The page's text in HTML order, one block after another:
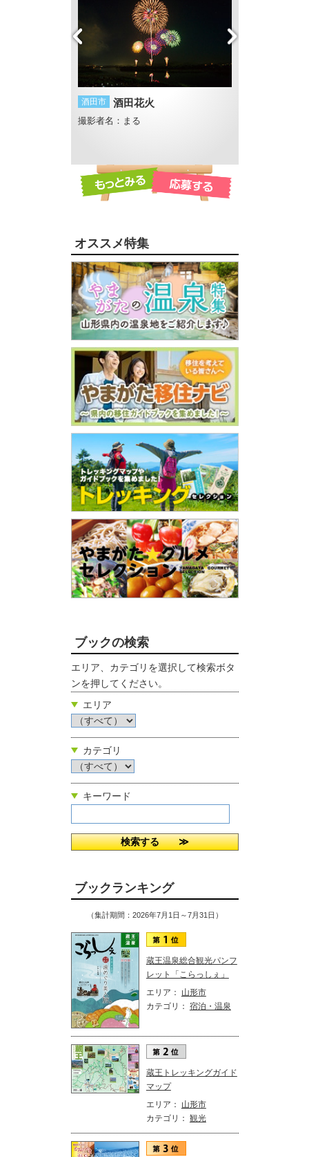
酒田市 酒田花火
撮影者名：まる
オススメ特集
ブックの検索
エリア、カテゴリを選択して検索ボタ
ンを押してください。
エリア
カテゴリ
キーワード
ブックランキング
（集計期間：2026年7月1日～7月31日）
蔵王温泉総合観光パンフ
レット「こらっしぇ」
エリア： 山形市
カテゴリ： 宿泊・温泉
蔵王トレッキングガイド
マップ
エリア： 山形市
カテゴリ： 観光